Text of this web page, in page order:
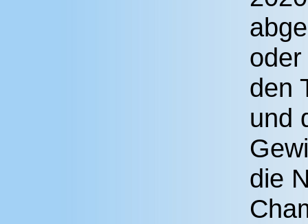
den
und
die